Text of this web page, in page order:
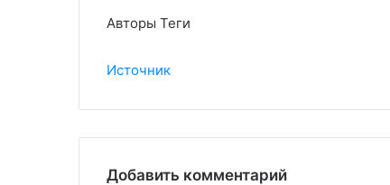
Авторы Теги
Источник
Добавить комментарий